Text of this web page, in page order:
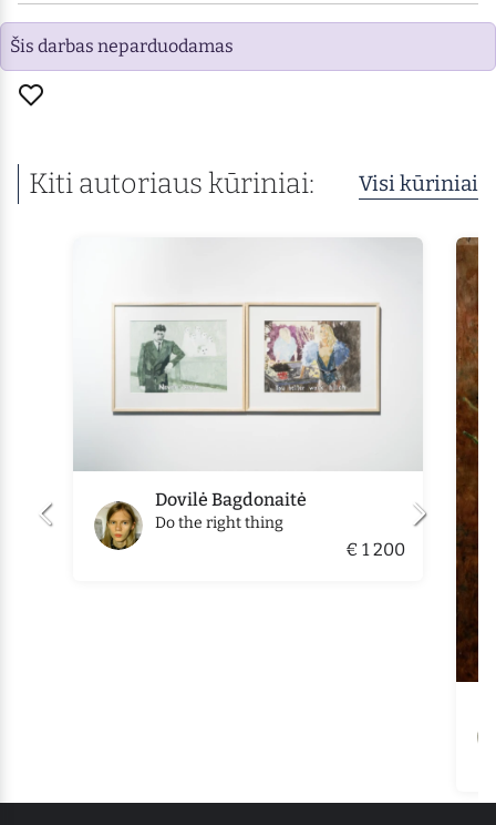
Šis darbas neparduodamas
Kiti autoriaus kūriniai: Visi kūriniai
Dovilė Bagdonaitė
Do the right thing
€ 1 200